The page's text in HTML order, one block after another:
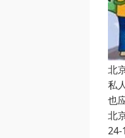
北
私
也
北
24-